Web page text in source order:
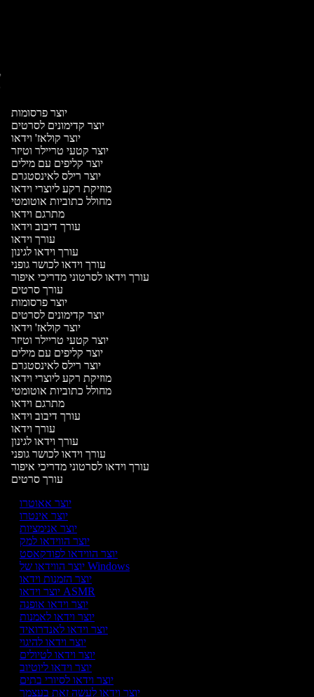
יוצר פרסומות
יוצר קדימונים לסרטים
יוצר קולאז' וידאו
יוצר קטעי טריילר וטיזר
יוצר קליפים עם מילים
יוצר רילס לאינסטגרם
מוזיקת רקע ליוצרי וידאו
מחולל כתוביות אוטומטי
מתרגם וידאו
עורך דיבוב וידאו
עורך וידאו
עורך וידאו לגינון
עורך וידאו לכושר גופני
עורך וידאו לסרטוני מדריכי איפור
עורך סרטים
יוצר פרסומות
יוצר קדימונים לסרטים
יוצר קולאז' וידאו
יוצר קטעי טריילר וטיזר
יוצר קליפים עם מילים
יוצר רילס לאינסטגרם
מוזיקת רקע ליוצרי וידאו
מחולל כתוביות אוטומטי
מתרגם וידאו
עורך דיבוב וידאו
עורך וידאו
עורך וידאו לגינון
עורך וידאו לכושר גופני
עורך וידאו לסרטוני מדריכי איפור
עורך סרטים
יוצר אאוטרו
יוצר אינטרו
יוצר אנימציות
יוצר הווידאו למק
יוצר הווידאו לפודקאסט
יוצר הווידאו של Windows
יוצר הזמנות וידאו
יוצר וידאו ASMR
יוצר וידאו אופנה
יוצר וידאו לאמנות
יוצר וידאו לאנדרואיד
יוצר וידאו להיגוי
יוצר וידאו לטיולים
יוצר וידאו ליוטיוב
יוצר וידאו לסיורי בתים
יוצר וידאו לעשה זאת בעצמך